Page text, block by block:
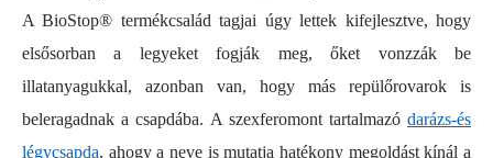
A BioStop® termékcsalád tagjai úgy lettek kifejlesztve, hogy
elsősorban a legyeket fogják meg, őket vonzzák be
illatanyagukkal, azonban van, hogy más repülőrovarok is
beleragadnak a csapdába. A szexferomont tartalmazó darázs-és
légycsapda, ahogy a neve is mutatja hatékony megoldást kínál a